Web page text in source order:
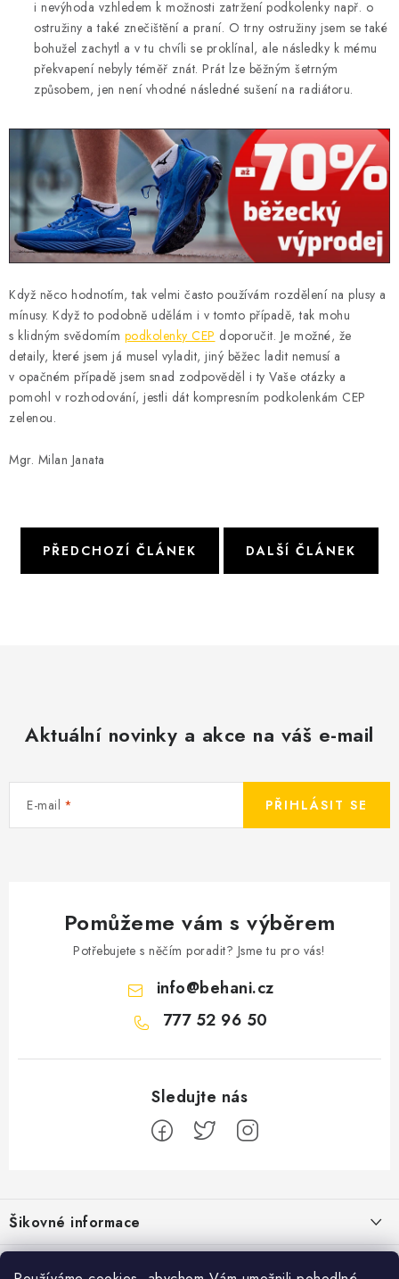
i nevýhoda vzhledem k možnosti zatržení podkolenky např. o
ostružiny a také znečištění a praní. O trny ostružiny jsem se také
bohužel zachytl a v tu chvíli se proklínal, ale následky k mému
překvapení nebyly téměř znát. Prát lze běžným šetrným
způsobem, jen není vhodné následné sušení na radiátoru.
Když něco hodnotím, tak velmi často používám rozdělení na plusy a
mínusy. Když to podobně udělám i v tomto případě, tak mohu
s klidným svědomím podkolenky CEP doporučit. Je možné, že
detaily, které jsem já musel vyladit, jiný běžec ladit nemusí a
v opačném případě jsem snad zodpověděl i ty Vaše otázky a
pomohl v rozhodování, jestli dát kompresním podkolenkám CEP
zelenou.
Mgr. Milan Janata
PŘEDCHOZÍ ČLÁNEK DALŠÍ ČLÁNEK
Aktuální novinky a akce na váš e-mail
E-mail PŘIHLÁSIT SE
Pomůžeme vám s výběrem
Potřebujete s něčím poradit? Jsme tu pro vás!
info@behani.cz
777 52 96 50
á
p
a
Šikovné informace
Ceník dopravy
Běžecké zajímavosti